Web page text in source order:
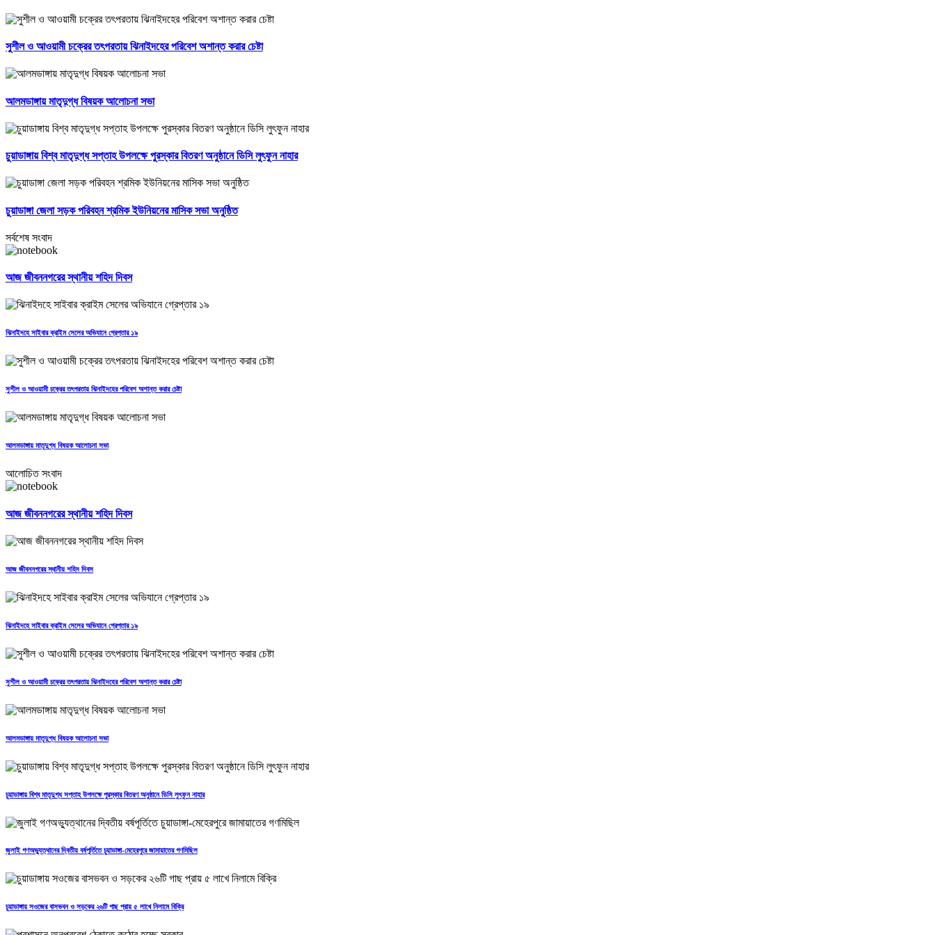
সুশীল ও আওয়ামী চক্রের তৎপরতায় ঝিনাইদহের পরিবেশ অশান্ত করার চেষ্টা
আলমডাঙ্গায় মাতৃদুগ্ধ বিষয়ক আলোচনা সভা
চুয়াডাঙ্গায় বিশ্ব মাতৃদুগ্ধ সপ্তাহ উপলক্ষে পুরস্কার বিতরণ অনুষ্ঠানে ডিসি লুৎফুন নাহার
চুয়াডাঙ্গা জেলা সড়ক পরিবহন শ্রমিক ইউনিয়নের মাসিক সভা অনুষ্ঠিত
সর্বশেষ সংবাদ
আজ জীবননগরের স্থানীয় শহিদ দিবস
ঝিনাইদহে সাইবার ক্রাইম সেলের অভিযানে গ্রেপ্তার ১৯
সুশীল ও আওয়ামী চক্রের তৎপরতায় ঝিনাইদহের পরিবেশ অশান্ত করার চেষ্টা
আলমডাঙ্গায় মাতৃদুগ্ধ বিষয়ক আলোচনা সভা
আলোচিত সংবাদ
আজ জীবননগরের স্থানীয় শহিদ দিবস
আজ জীবননগরের স্থানীয় শহিদ দিবস
ঝিনাইদহে সাইবার ক্রাইম সেলের অভিযানে গ্রেপ্তার ১৯
সুশীল ও আওয়ামী চক্রের তৎপরতায় ঝিনাইদহের পরিবেশ অশান্ত করার চেষ্টা
আলমডাঙ্গায় মাতৃদুগ্ধ বিষয়ক আলোচনা সভা
চুয়াডাঙ্গায় বিশ্ব মাতৃদুগ্ধ সপ্তাহ উপলক্ষে পুরস্কার বিতরণ অনুষ্ঠানে ডিসি লুৎফুন নাহার
জুলাই গণঅভ্যুত্থানের দ্বিতীয় বর্ষপূর্তিতে চুয়াডাঙ্গা-মেহেরপুরে জামায়াতের গণমিছিল
চুয়াডাঙ্গায় সওজের বাসভবন ও সড়কের ২৬টি গাছ প্রায় ৫ লাখে নিলামে বিক্রি